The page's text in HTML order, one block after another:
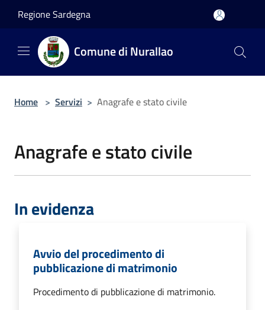
Regione Sardegna
Comune di Nurallao
Home > Servizi > Anagrafe e stato civile
Anagrafe e stato civile
In evidenza
Avvio del procedimento di
pubblicazione di matrimonio
Procedimento di pubblicazione di matrimonio.